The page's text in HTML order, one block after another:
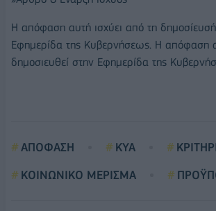
Η απόφαση αυτή ισχύει από τη
Εφημερίδα της Κυβερνήσεως. Η απόφαση
δημοσιευθεί στην Εφημερίδα της
ΑΠΟΦΑΣΗ ΚΥΑ
ΚΟΙΝΩΝΙΚΟ ΜΕΡΙΣΜΑ